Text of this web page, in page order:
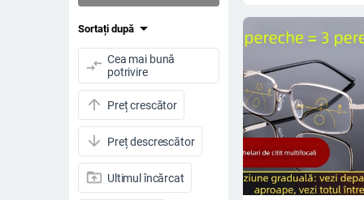
Sortați după arrow_drop_down
compare_arrows Cea mai bună
potrivire
arrow_upward Preț crescător
arrow_downward Preț descrescător
drive_folder_upload Ultimul încărcat